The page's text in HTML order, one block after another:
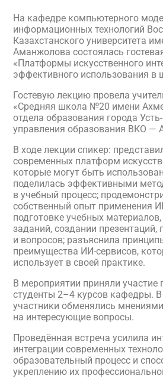
На кафедре компьютерного
информационных технологий
Казахстанского университета
Аманжолова состоялась
«Платформы искусственного
эффективного использования в
Гостевую лекцию провела
«Средняя школа №20 имени
отдела образования города
управления образования ВКО —
В ходе лекции спикер:
современных платформ
которые могут быть
поделилась эффективными
в учебный процесс;
собственный опыт применения
подготовке учебных
заданий, создании презентаций,
и вопросов; разъяснила
преимущества ИИ-сервисов,
использует в своей практике.
В мероприятии приняли участие
студенты 2–4 курсов кафедры.
участники обменялись
на интересующие вопросы.
Проведённая встреча усилила
интеграции современных
образовательный процесс и
укреплению их